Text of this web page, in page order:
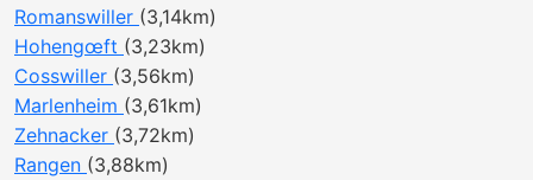
Romanswiller (3,14km)
Hohengœft (3,23km)
Cosswiller (3,56km)
Marlenheim (3,61km)
Zehnacker (3,72km)
Rangen (3,88km)